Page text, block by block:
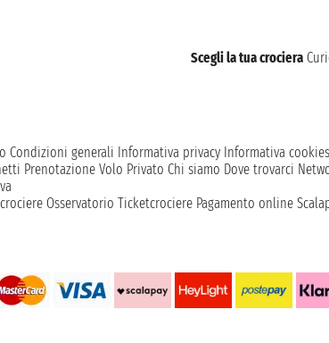
Scegli la tua crociera
Condizioni generali Informativa privacy Informativa cookies
Prenotazione Volo Privato Chi siamo Dove trovarci
Osservatorio Ticketcrociere Pagamento online